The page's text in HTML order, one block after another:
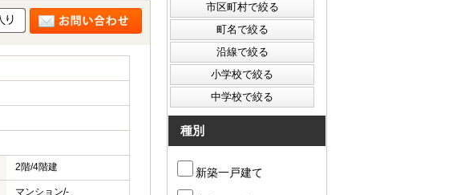
2階/4階建
マンション/-
種別
新築一戸建て